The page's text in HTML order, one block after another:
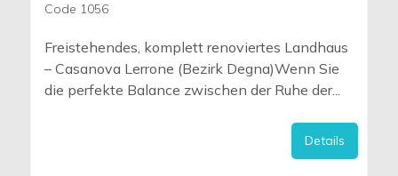
Code 1056
Freistehendes, komplett renoviertes Landhaus
– Casanova Lerrone (Bezirk Degna)Wenn Sie
die perfekte Balance zwischen der Ruhe der...
Details